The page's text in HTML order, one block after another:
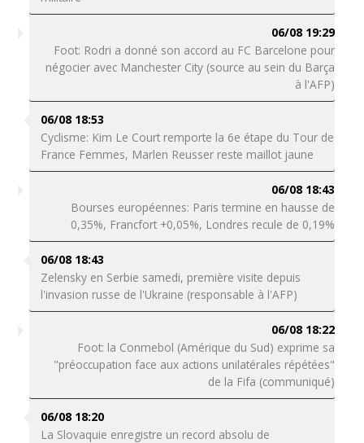
06/08 19:29
Foot: Rodri a donné son accord au FC Barcelone pour
négocier avec Manchester City (source au sein du Barça
à l'AFP)
06/08 18:53
Cyclisme: Kim Le Court remporte la 6e étape du Tour de
France Femmes, Marlen Reusser reste maillot jaune
06/08 18:43
Bourses européennes: Paris termine en hausse de
0,35%, Francfort +0,05%, Londres recule de 0,19%
06/08 18:43
Zelensky en Serbie samedi, première visite depuis
l'invasion russe de l'Ukraine (responsable à l'AFP)
06/08 18:22
Foot: la Conmebol (Amérique du Sud) exprime sa
"préoccupation face aux actions unilatérales répétées"
de la Fifa (communiqué)
06/08 18:20
La Slovaquie enregistre un record absolu de